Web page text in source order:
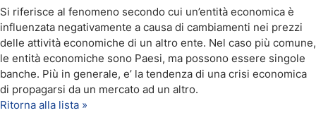
Si riferisce al fenomeno secondo cui un’entità economica è
influenzata negativamente a causa di cambiamenti nei prezzi
delle attività economiche di un altro ente. Nel caso più comune,
le entità economiche sono Paesi, ma possono essere singole
banche. Più in generale, e’ la tendenza di una crisi economica
di propagarsi da un mercato ad un altro.
Ritorna alla lista »